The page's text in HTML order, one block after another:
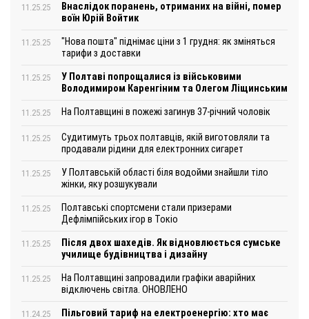
11.25.25
Внаслідок поранень, отриманих на війні, помер
воїн Юрій Войтик
11.25.25
"Нова пошта" піднімає ціни з 1 грудня: як зміняться
тарифи з доставки
11.25.25
У Полтаві попрощалися із військовими
Володимиром Каренгіним та Олегом Ліщинським
11.25.25 На Полтавщині в пожежі загинув 37-річний чоловік
11.25.25
Судитимуть трьох полтавців, якій виготовляли та
продавали рідини для електронних сигарет
11.25.25
У Полтавській області біля водойми знайшли тіло
жінки, яку розшукували
11.25.25
Полтавські спортсмени стали призерами
Дефлімпійських ігор в Токіо
11.25.25
Після двох шахедів. Як відновлюється сумське
училище будівництва і дизайну
11.25.25
На Полтавщині запровадили графіки аварійних
відключень світла. ОНОВЛЕНО
11.24.25
Пільговий тариф на електроенергію: хто має